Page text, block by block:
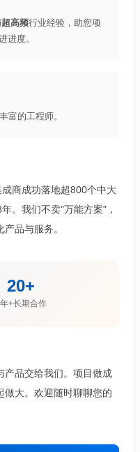
高频行业经验，助您项
进度。
富的工程师。
商成功落地超800个中大
。我们不卖"万能方案"，
品与服务。
20+
+长期合作
产品交给我们。项目做成
做大。欢迎随时聊聊您的